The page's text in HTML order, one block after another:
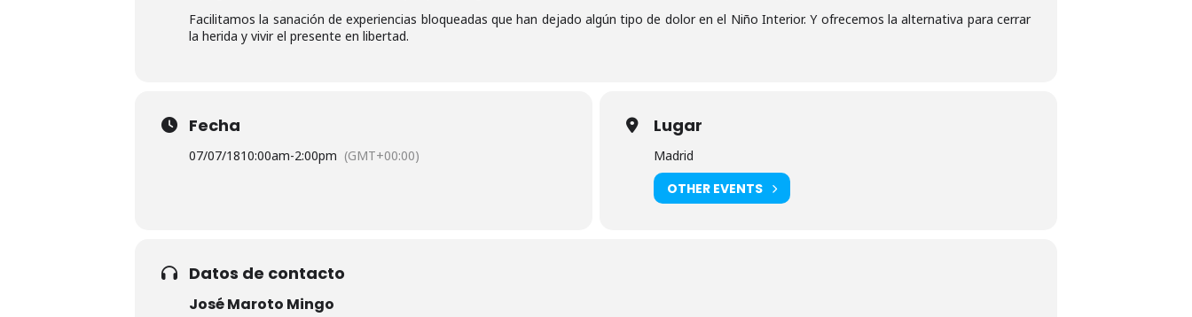
Facilitamos la sanación de experiencias bloqueadas que han dejado algún tipo de dolor en el Niño Interior. Y ofrecemos la alternativa para cerrar
la herida y vivir el presente en libertad.
Fecha
07/07/1810:00am-2:00pm (GMT+00:00)
Lugar
Madrid
OTHER EVENTS
Datos de contacto
José Maroto Mingo